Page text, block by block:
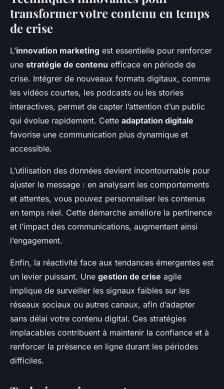
transformer votre contenu en temps
de crise
L’innovation marketing est essentielle pour renforcer
une stratégie de contenu efficace en période de
crise. Intégrer de nouveaux formats digitaux, comme
les vidéos courtes, les podcasts ou les stories
interactives, permet de capter l’attention d’un public
qui évolue rapidement. Cette adaptation digitale
favorise une communication plus dynamique et
accessible.
L’utilisation des données devient incontournable pour
ajuster le message : en analysant les comportements
et attentes, vous pouvez personnaliser les contenus
en temps réel. Cette démarche améliore la pertinence
et l’impact des communications, augmentant ainsi
l’engagement.
Enfin, la réactivité face aux tendances émergentes est
un levier puissant. Une gestion de crise agile
implique de surveiller les signaux faibles sur les
réseaux sociaux ou autres canaux, afin d’adapter
sans délai votre contenu digital. Ces stratégies
implacables contribuent à maintenir la confiance et à
renforcer la présence en ligne durant les périodes
difficiles.